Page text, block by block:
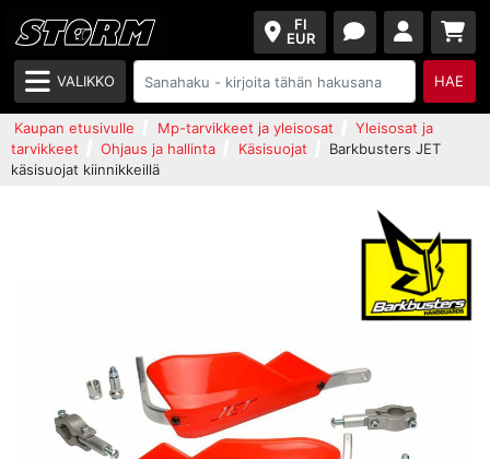
FI
EUR
VALIKKO HAE
Kaupan etusivulle Mp-tarvikkeet ja yleisosat
Yleisosat ja
tarvikkeet
Ohjaus ja hallinta Käsisuojat
Barkbusters JET
käsisuojat kiinnikkeillä